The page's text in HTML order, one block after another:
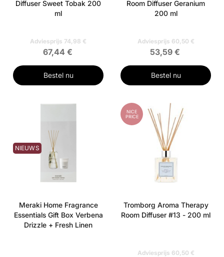
Diffuser Sweet Tobak 200
ml
Adviesprijs 74,98 €
67,44 €
Bestel nu
Room Diffuser Geranium
200 ml
Adviesprijs 60,50 €
53,59 €
Bestel nu
NIEUWS
Meraki Home Fragrance
Essentials Gift Box Verbena
Drizzle + Fresh Linen
NICE
PRICE
Tromborg Aroma Therapy
Room Diffuser #13 - 200 ml
Adviesprijs 60,50 €